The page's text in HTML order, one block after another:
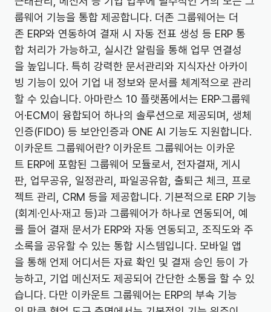
룹웨어 기능을 통합 제공합니다. 더존 그룹웨어는 더
존 ERP와 연동하여 결재 시 자동 전표 생성 등 ERP 통
합 처리가 가능하고, 실시간 알림을 통해 업무 연결성
을 높입니다. 특히 강력한 문서관리와 지식자산 아카이
빙 기능이 있어 기업 내 정보와 문서를 체계적으로 관리
할 수 있습니다. 아마란스 10 플랫폼에서는 ERP·그룹웨
어·ECM이 융합되어 하나의 솔루션으로 제공되며, 생체
인증(FIDO) 등 보안인증과 ONE AI 기능도 지원합니다.
이카운트 그룹웨어란? 이카운트 그룹웨어는 이카운
트 ERP에 포함된 그룹웨어 모듈로서, 전자결재, 게시
판, 업무공유, 일정관리, 파일공유함, 출퇴근 체크, 프로
젝트 관리, CRM 등을 제공합니다. 기본적으로 ERP 기능
(회계·인사·재고 등)과 그룹웨어가 하나로 연동되어, 예
를 들어 결재 문서가 ERP와 자동 연동되고, 조직도와 주
소록을 공유할 수 있는 통합 시스템입니다. 모바일 앱
을 통해 언제 어디서든 자료 확인 및 결재 승인 등이 가
능하고, 기업 메신저도 제공되어 간단한 소통을 할 수 있
습니다. 다만 이카운트 그룹웨어는 ERP의 부속 기능